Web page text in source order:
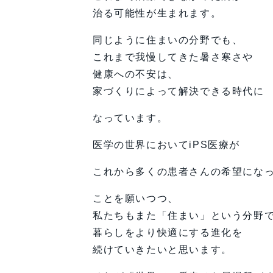
治る可能性が生まれます。
同じように住まいの分野でも、
これまで我慢してきた暑さ寒さや
健康への不安は、
家づくりによって解決できる時代に
なっています。
医学の世界においてiPS医療が
これから多くの患者さんの希望にな
ことを願いつつ、
私たちもまた「住まい」という分野で
暮らしをより快適にする進化を
続けていきたいと思います。